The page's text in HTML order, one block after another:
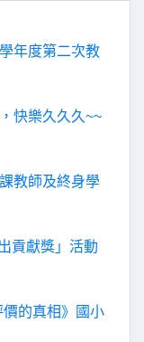
年度第二次教
快樂久久久~~
教師及終身學
貢獻獎」活動
的真相》國小